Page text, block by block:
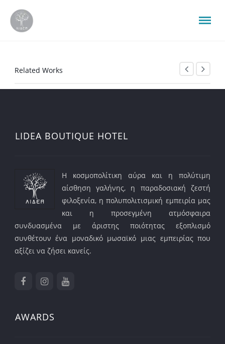
Related Works
LIDEA BOUTIQUE HOTEL
Η κοσμοπολίτικη αύρα και η πολύτιμη
αίσθηση γαλήνης, η παραδοσιακή ζεστή
φιλοξενία, η πολυπολιτισμική εμπειρία μας
και η προσεγμένη ατμόσφαιρα
συνδυασμένα με άριστης ποιότητας εξοπλισμό
συνθέτουν ένα μοναδικό μωσαϊκό μιας εμπειρίας που
αξίζει να ζήσει κανείς.
AWARDS